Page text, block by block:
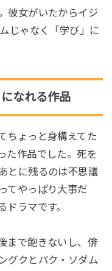
彼女がいたからイジ
じゃなく「学び」に
なれる作品
ちょっと身構えてた
た作品でした。死を
とに残るのは不思議
てやっぱり大事だ
ドラマです。
まで飽きないし、俳
グクとパク・ソダム